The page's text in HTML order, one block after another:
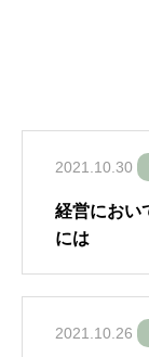
2021.10.30
経営におい
には
2021.10.26